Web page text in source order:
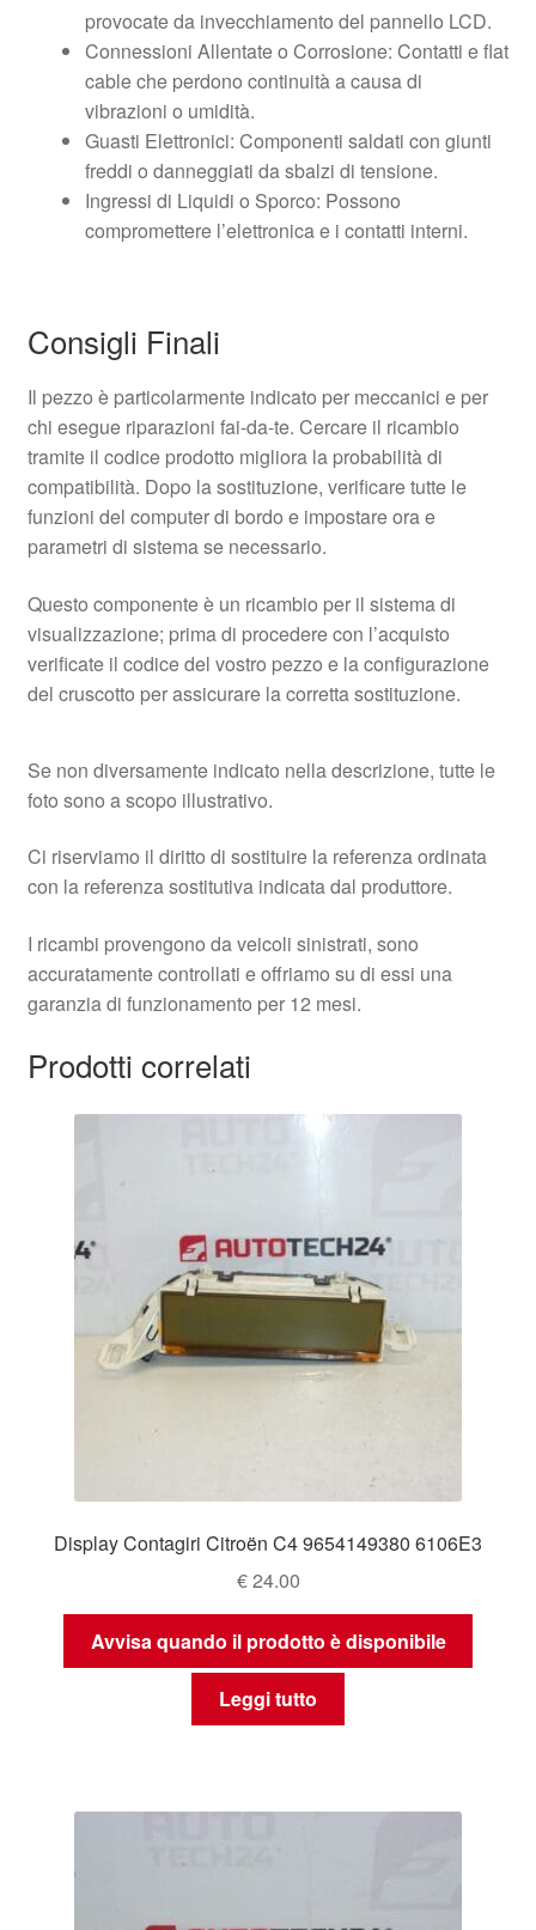
provocate da invecchiamento del pannello LCD.
Connessioni Allentate o Corrosione: Contatti e flat
cable che perdono continuità a causa di
vibrazioni o umidità.
Guasti Elettronici: Componenti saldati con giunti
freddi o danneggiati da sbalzi di tensione.
Ingressi di Liquidi o Sporco: Possono
compromettere l’elettronica e i contatti interni.
Consigli Finali
Il pezzo è particolarmente indicato per meccanici e per
chi esegue riparazioni fai-da-te. Cercare il ricambio
tramite il codice prodotto migliora la probabilità di
compatibilità. Dopo la sostituzione, verificare tutte le
funzioni del computer di bordo e impostare ora e
parametri di sistema se necessario.
Questo componente è un ricambio per il sistema di
visualizzazione; prima di procedere con l’acquisto
verificate il codice del vostro pezzo e la configurazione
del cruscotto per assicurare la corretta sostituzione.
Se non diversamente indicato nella descrizione, tutte le
foto sono a scopo illustrativo.
Ci riserviamo il diritto di sostituire la referenza ordinata
con la referenza sostitutiva indicata dal produttore.
I ricambi provengono da veicoli sinistrati, sono
accuratamente controllati e offriamo su di essi una
garanzia di funzionamento per 12 mesi.
Prodotti correlati
Display Contagiri Citroën C4 9654149380 6106E3
€24.00
Avvisa quando il prodotto è disponibile
Leggi tutto